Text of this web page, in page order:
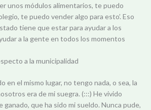
unos módulos alimentarios, te puedo
te puedo vender algo para esto’. Eso
tiene que estar para ayudar a los
a la gente en todos los momentos
a la municipalidad
en el mismo lugar, no tengo nada, o sea, la
era de mi suegra. (:::) He vivido
ganado, que ha sido mi sueldo. Nunca pude,